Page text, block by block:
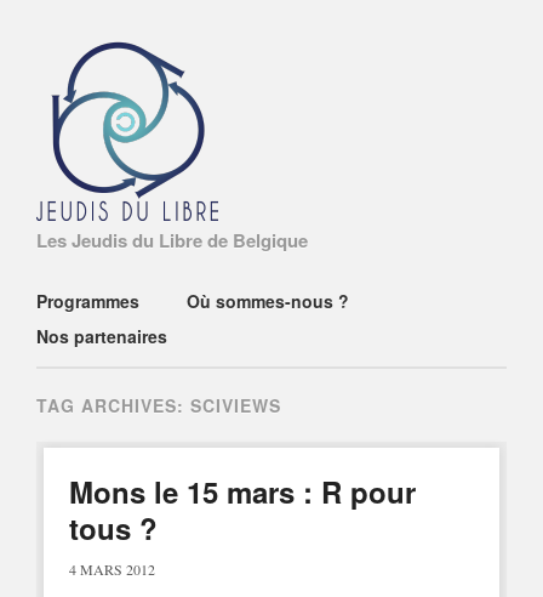
Les Jeudis du Libre de Belgique
Main menu
Skip
to
content
Programmes
Où sommes-nous ?
Nos partenaires
TAG ARCHIVES: SCIVIEWS
Mons le 15 mars : R pour
tous ?
4 MARS 2012